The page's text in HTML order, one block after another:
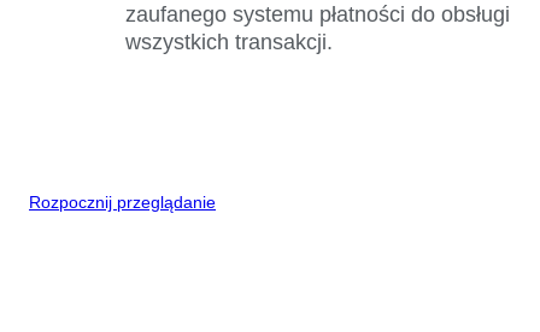
zaufanego systemu płatności do obsługi
wszystkich transakcji.
Rozpocznij przeglądanie